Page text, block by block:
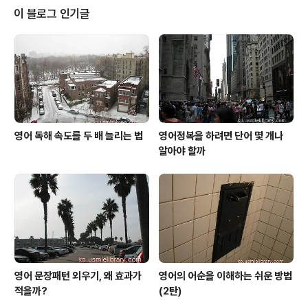
고 그 다음 해에 현재의 남편을 만나서 결혼을 했다고 하니
까 지난 17년 동안 거의 매일 한국어를 쓰면서 살았을 것이
니 한국어를 잘하는 것도 무리가 아니지만 한국인이 유럽
계의 언어를 배우기가 힘든 것처럼 유럽인들도 한국어가
배우기 어려웠을 것이라는 것을 생각하면 아마도 한국어를
배우기 위해 정말 노력을 많이 했을 것입니다. 이..
이 블로그 인기글
영어 독해 속도를 두 배 늘리는 법
영어정복을 하려면 단어 몇 개나
알아야 할까
영어 문장패턴 외우기, 왜 효과가
적을까?
영어의 어순을 이해하는 쉬운 방법
(2탄)